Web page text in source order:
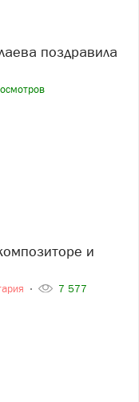
7 577